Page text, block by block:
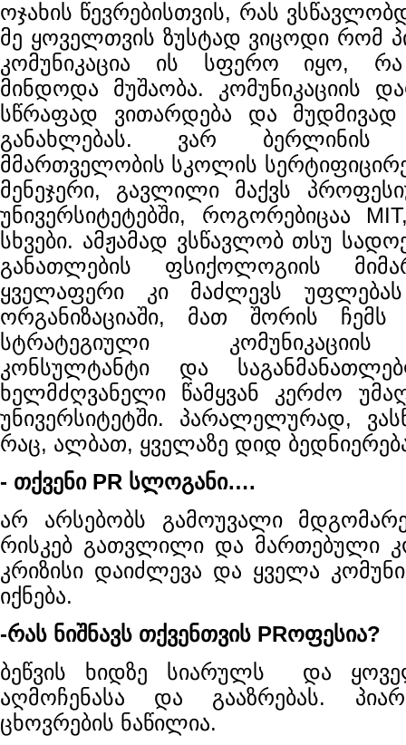
ოჯახის წევრებისთვის, რას
მე ყოველთვის ზუსტად ვიცოდი რომ
კომუნიკაცია ის სფერო იყო, რა
მინდოდა მუშაობა. კომუნიკაციის
სწრაფად ვითარდება და
განახლებას. ვარ ბერლინის
მმართველობის სკოლის
მენეჯერი, გავლილი მაქვს
უნივერსიტეტებში, როგორებიცაა
სხვები. ამჟამად ვსწავლობ თსუ
განათლების ფსიქოლოგიის
ყველაფერი კი მაძლევს უფლებას
ორგანიზაციაში, მათ შორის
სტრატეგიული
კონსულტანტი და
ხელმძღვანელი წამყვან კერძო
უნივერსიტეტში. პარალელურად,
რაც, ალბათ, ყველაზე დიდ
- თქვენი PR სლოგანი….
არ არსებობს გამოუვალი
რისკებ გათვლილი და მართებული
კრიზისი დაიძლევა და ყველა
იქნება.
-რას ნიშნავს თქვენთვის PRოფესია?
ბეწვის ხიდზე სიარულს და
აღმოჩენასა და გააზრებას.
ცხოვრების ნაწილია.